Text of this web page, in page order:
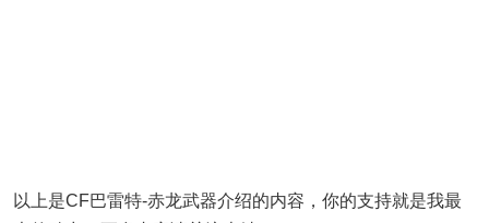
以上是CF巴雷特-赤龙武器介绍的内容，你的支持就是我最